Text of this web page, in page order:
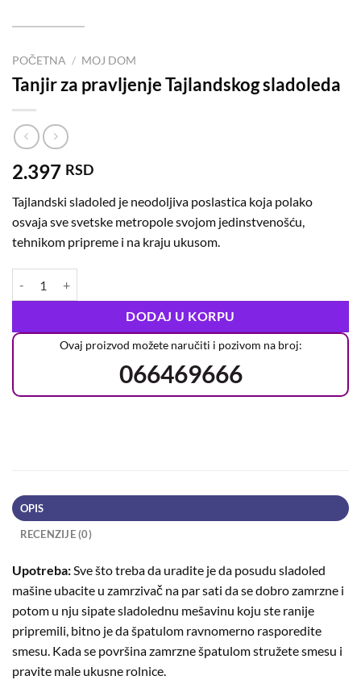
POČETNA / MOJ DOM
Tanjir za pravljenje Tajlandskog sladoleda
2.397 RSD
Tajlandski sladoled je neodoljiva poslastica koja polako
osvaja sve svetske metropole svojom jedinstvenošću,
tehnikom pripreme i na kraju ukusom.
DODAJ U KORPU
Ovaj proizvod možete naručiti i pozivom na broj:
066469666
OPIS
RECENZIJE (0)
Upotreba:Sve što treba da uradite je da posudu sladoled
mašine ubacite u zamrzivač na par sati da se dobro zamrzne i
potom u nju sipate sladolednu mešavinu koju ste ranije
pripremili, bitno je da špatulom ravnomerno rasporedite
smesu. Kada se površina zamrzne špatulom stružete smesu i
pravite male ukusne rolnice.